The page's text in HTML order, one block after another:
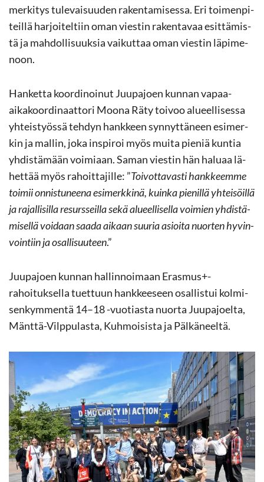
mer­ki­tys tu­le­vai­suu­den ra­ken­ta­mi­ses­sa. Eri toi­men­pi­
teil­lä har­joi­tel­tiin oman vies­tin ra­ken­ta­vaa esit­tä­mis­
tä ja mah­dol­li­suuk­sia vai­kut­taa oman vies­tin lä­pi­me­
noon.
Han­ket­ta koor­di­noi­nut Juu­pa­joen kun­nan vapaa-​
aikakoordinaattori Moona Räty toi­voo alu­eel­li­ses­sa
yh­teis­työs­sä teh­dyn hank­keen syn­nyt­tä­neen esi­mer­
kin ja mal­lin, joka ins­pi­roi myös muita pie­niä kun­tia
yh­dis­tä­mään voi­mi­aan. Saman vies­tin hän ha­lu­aa lä­
het­tää myös ra­hoit­ta­jil­le: ”Toi­vot­ta­vas­ti hank­keem­me
toi­mii on­nis­tu­nee­na esi­merk­ki­nä, kuin­ka pie­nil­lä yh­tei­söil­lä
ja ra­jal­li­sil­la re­surs­seil­la sekä alu­eel­li­sel­la voi­mien yh­dis­tä­
mi­sel­lä voi­daan saada ai­kaan suu­ria asioi­ta nuor­ten hy­vin­
voin­tiin ja osal­li­suu­teen.”
Juu­pa­joen kun­nan hal­lin­noi­maan Eras­mus+-​
rahoituksella tuet­tuun hank­kee­seen osal­lis­tui kol­mi­
sen­kym­men­tä 14–18 -​vuotiasta nuor­ta Juu­pa­joel­ta,
Mänttä-​Vilppulasta, Kuh­moi­sis­ta ja Päl­kä­neel­tä.